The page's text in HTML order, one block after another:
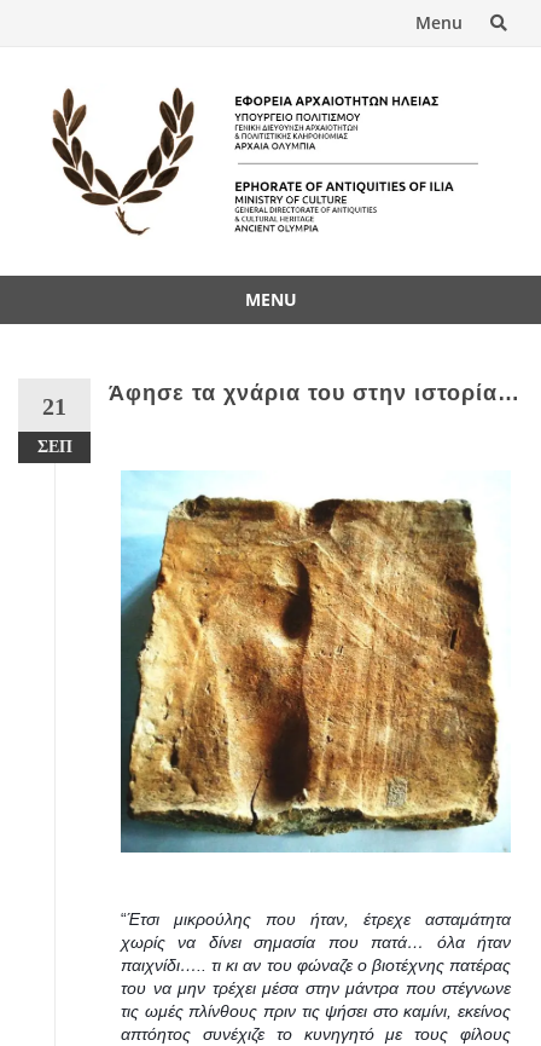
Menu
MENU
21
ΣΕΠ
Άφησε τα χνάρια του στην ιστορία…
“Έτσι μικρούλης που ήταν, έτρεχε ασταμάτητα
χωρίς να δίνει σημασία που πατά… όλα ήταν
παιχνίδι….. τι κι αν του φώναζε ο βιοτέχνης πατέρας
του να μην τρέχει μέσα στην μάντρα που στέγνωνε
τις ωμές πλίνθους πριν τις ψήσει στο καμίνι, εκείνος
απτόητος συνέχιζε το κυνηγητό με τους φίλους